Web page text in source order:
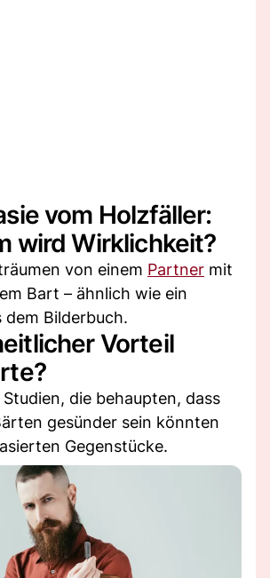
vom Holzfäller:
wird Wirklichkeit?
von einem Partner mit
Bart – ähnlich wie ein
dem Bilderbuch.
Vorteil
die behaupten, dass
gesünder sein könnten
Gegenstücke.